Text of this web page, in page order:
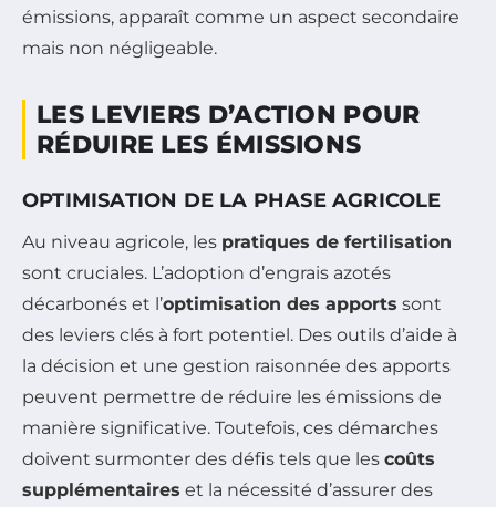
émissions, apparaît comme un aspect secondaire
mais non négligeable.
LES LEVIERS D’ACTION POUR
RÉDUIRE LES ÉMISSIONS
OPTIMISATION DE LA PHASE AGRICOLE
Au niveau agricole, les pratiques de fertilisation
sont cruciales. L’adoption d’engrais azotés
décarbonés et l’optimisation des apports sont
des leviers clés à fort potentiel. Des outils d’aide à
la décision et une gestion raisonnée des apports
peuvent permettre de réduire les émissions de
manière significative. Toutefois, ces démarches
doivent surmonter des défis tels que les coûts
supplémentaires et la nécessité d’assurer des